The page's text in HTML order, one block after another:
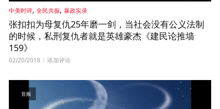
中美时评, 全民共振, 暴政实录
张扣扣为母复仇25年磨一剑，当社会没有公义法制
的时候，私刑复仇者就是英雄豪杰《建民论推墙
159》
02/20/2018 添加评论
音频